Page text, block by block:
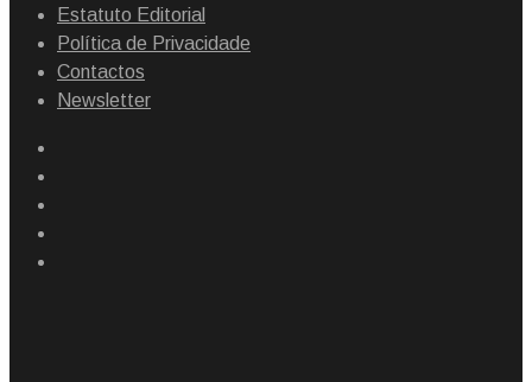
Estatuto Editorial
Política de Privacidade
Contactos
Newsletter